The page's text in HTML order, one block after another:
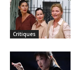
Critiques